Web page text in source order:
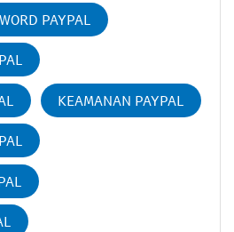
PAYPAL
KEAMANAN PAYPAL